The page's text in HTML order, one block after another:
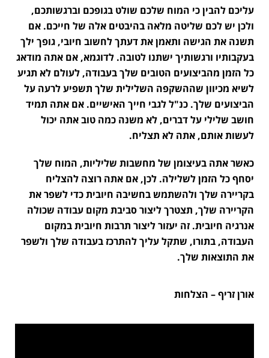
עליכם להבין כי המוח שלכם שולט בגופכם וברגשותכם,
ולכן יש לכם שליטה מלאה בהיבטים אלה של חייכם. אם
תשנה את הגישה ותאמן את דעתך לחשוב חיובי, גופך ילך
בעקבותיו ורגשותיך ישתנו לטובה. לדוגמא, אם אתה מודאג
כל הזמן מהביצועים הטובים שלך בעבודה, לעולם לא תגיע
לשיא מכיוון שההשקפה השלילית שלך תשפיע לרעה על
הביצועים שלך. כנ"ל לגבי חייך האישיים. אם אתה תמיד
חושב שלילי על דברים, לא משנה כמה טוב אתה יכול
לעשות אותם, אתה לא תצליח.
כאשר אתה בעיצומן של מחשבות שליליות, המוח שלך
יסחף כל הזמן לשלילה. לכן, אם אתה רוצה להצליח
בקריירה שלך ולהשתמש בחשיבה חיובית כדי לשפר את
הקריירה שלך, תצטרך ליצור סביבת מקום עבודה שכולה
אנרגיה חיובית. זה יעזור ליצור תרבות חיובית במקום
העבודה, בתורו, שתקל עליך להתרכז בעבודה שלך ולשפר
את התוצאות שלך.
אורן זריף – הצלחות